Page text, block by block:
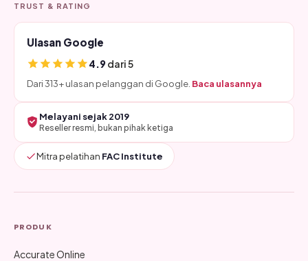
TRUST & RATING
Ulasan Google
4.9dari 5
Dari 313+ ulasan pelanggan di Google. Baca ulasannya
Melayani sejak 2019
Reseller resmi, bukan pihak ketiga
Mitra pelatihan FAC Institute
PRODUK
Accurate Online